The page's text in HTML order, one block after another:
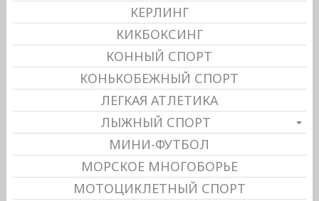
КЕРЛИНГ
КИКБОКСИНГ
КОННЫЙ СПОРТ
КОНЬКОБЕЖНЫЙ СПОРТ
ЛЕГКАЯ АТЛЕТИКА
ЛЫЖНЫЙ СПОРТ
МИНИ-ФУТБОЛ
МОРСКОЕ МНОГОБОРЬЕ
МОТОЦИКЛЕТНЫЙ СПОРТ